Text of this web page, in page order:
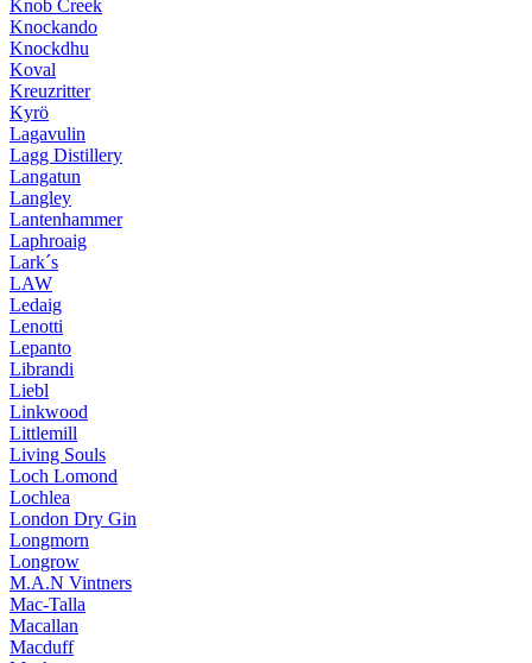
Knob Creek
Knockando
Knockdhu
Koval
Kreuzritter
Kyrö
Lagavulin
Lagg Distillery
Langatun
Langley
Lantenhammer
Laphroaig
Lark´s
LAW
Ledaig
Lenotti
Lepanto
Librandi
Liebl
Linkwood
Littlemill
Living Souls
Loch Lomond
Lochlea
London Dry Gin
Longmorn
Longrow
M.A.N Vintners
Mac-Talla
Macallan
Macduff